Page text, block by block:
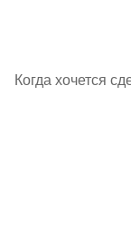
Когда хочется